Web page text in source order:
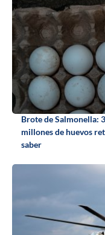
Brote de Salmonella:
millones de huevos
saber